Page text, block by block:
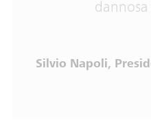
Silvio Napoli,